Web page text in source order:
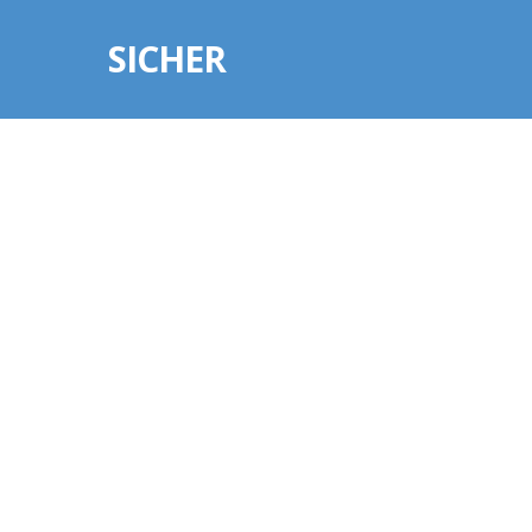
SICHER